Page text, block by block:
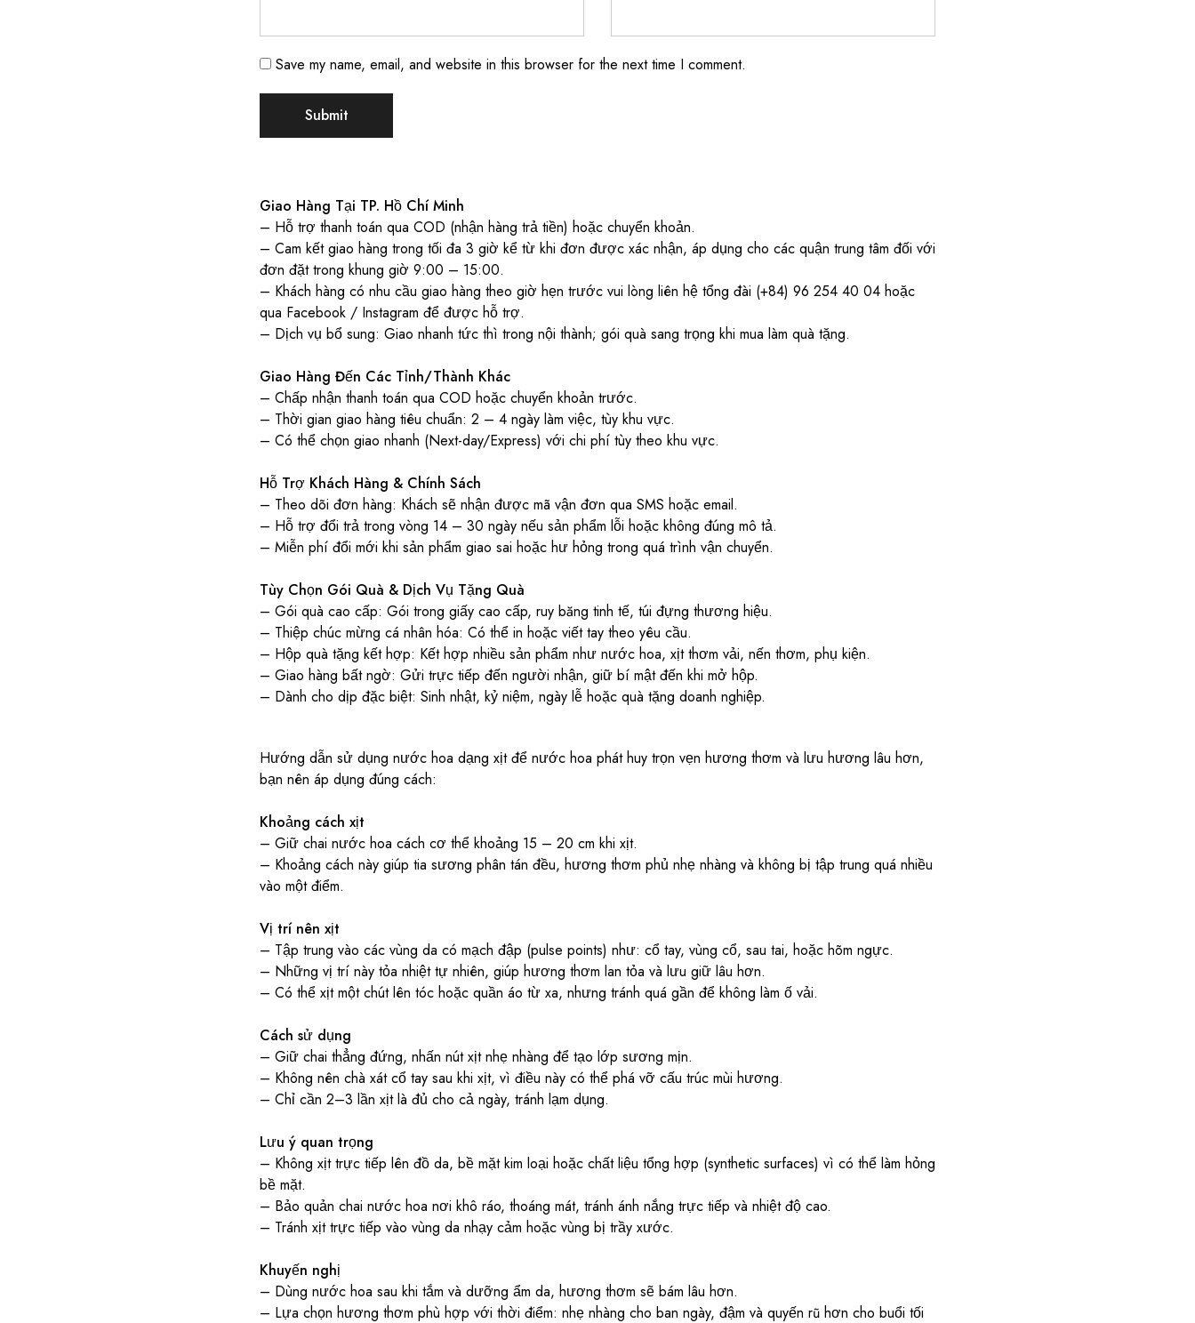
Save my name, email, and website in this browser for the next time I comment.
Giao Hàng Tại TP. Hồ Chí Minh
– Hỗ trợ thanh toán qua COD (nhận hàng trả tiền) hoặc chuyển khoản.
– Cam kết giao hàng trong tối đa 3 giờ kể từ khi đơn được xác nhận, áp dụng cho các quận trung tâm đối với
đơn đặt trong khung giờ 9:00 – 15:00.
– Khách hàng có nhu cầu giao hàng theo giờ hẹn trước vui lòng liên hệ tổng đài (+84) 96 254 40 04 hoặc
qua Facebook / Instagram để được hỗ trợ.
– Dịch vụ bổ sung: Giao nhanh tức thì trong nội thành; gói quà sang trọng khi mua làm quà tặng.
Giao Hàng Đến Các Tỉnh/Thành Khác
– Chấp nhận thanh toán qua COD hoặc chuyển khoản trước.
– Thời gian giao hàng tiêu chuẩn: 2 – 4 ngày làm việc, tùy khu vực.
– Có thể chọn giao nhanh (Next-day/Express) với chi phí tùy theo khu vực.
Hỗ Trợ Khách Hàng & Chính Sách
– Theo dõi đơn hàng: Khách sẽ nhận được mã vận đơn qua SMS hoặc email.
– Hỗ trợ đổi trả trong vòng 14 – 30 ngày nếu sản phẩm lỗi hoặc không đúng mô tả.
– Miễn phí đổi mới khi sản phẩm giao sai hoặc hư hỏng trong quá trình vận chuyển.
Tùy Chọn Gói Quà & Dịch Vụ Tặng Quà
– Gói quà cao cấp: Gói trong giấy cao cấp, ruy băng tinh tế, túi đựng thương hiệu.
– Thiệp chúc mừng cá nhân hóa: Có thể in hoặc viết tay theo yêu cầu.
– Hộp quà tặng kết hợp: Kết hợp nhiều sản phẩm như nước hoa, xịt thơm vải, nến thơm, phụ kiện.
– Giao hàng bất ngờ: Gửi trực tiếp đến người nhận, giữ bí mật đến khi mở hộp.
– Dành cho dịp đặc biệt: Sinh nhật, kỷ niệm, ngày lễ hoặc quà tặng doanh nghiệp.
Hướng dẫn sử dụng nước hoa dạng xịt để nước hoa phát huy trọn vẹn hương thơm và lưu hương lâu hơn,
bạn nên áp dụng đúng cách:
Khoảng cách xịt
– Giữ chai nước hoa cách cơ thể khoảng 15 – 20 cm khi xịt.
– Khoảng cách này giúp tia sương phân tán đều, hương thơm phủ nhẹ nhàng và không bị tập trung quá nhiều
vào một điểm.
Vị trí nên xịt
– Tập trung vào các vùng da có mạch đập (pulse points) như: cổ tay, vùng cổ, sau tai, hoặc hõm ngực.
– Những vị trí này tỏa nhiệt tự nhiên, giúp hương thơm lan tỏa và lưu giữ lâu hơn.
– Có thể xịt một chút lên tóc hoặc quần áo từ xa, nhưng tránh quá gần để không làm ố vải.
Cách sử dụng
– Giữ chai thẳng đứng, nhấn nút xịt nhẹ nhàng để tạo lớp sương mịn.
– Không nên chà xát cổ tay sau khi xịt, vì điều này có thể phá vỡ cấu trúc mùi hương.
– Chỉ cần 2–3 lần xịt là đủ cho cả ngày, tránh lạm dụng.
Lưu ý quan trọng
– Không xịt trực tiếp lên đồ da, bề mặt kim loại hoặc chất liệu tổng hợp (synthetic surfaces) vì có thể làm hỏng
bề mặt.
– Bảo quản chai nước hoa nơi khô ráo, thoáng mát, tránh ánh nắng trực tiếp và nhiệt độ cao.
– Tránh xịt trực tiếp vào vùng da nhạy cảm hoặc vùng bị trầy xước.
Khuyến nghị
– Dùng nước hoa sau khi tắm và dưỡng ẩm da, hương thơm sẽ bám lâu hơn.
– Lựa chọn hương thơm phù hợp với thời điểm: nhẹ nhàng cho ban ngày, đậm và quyến rũ hơn cho buổi tối